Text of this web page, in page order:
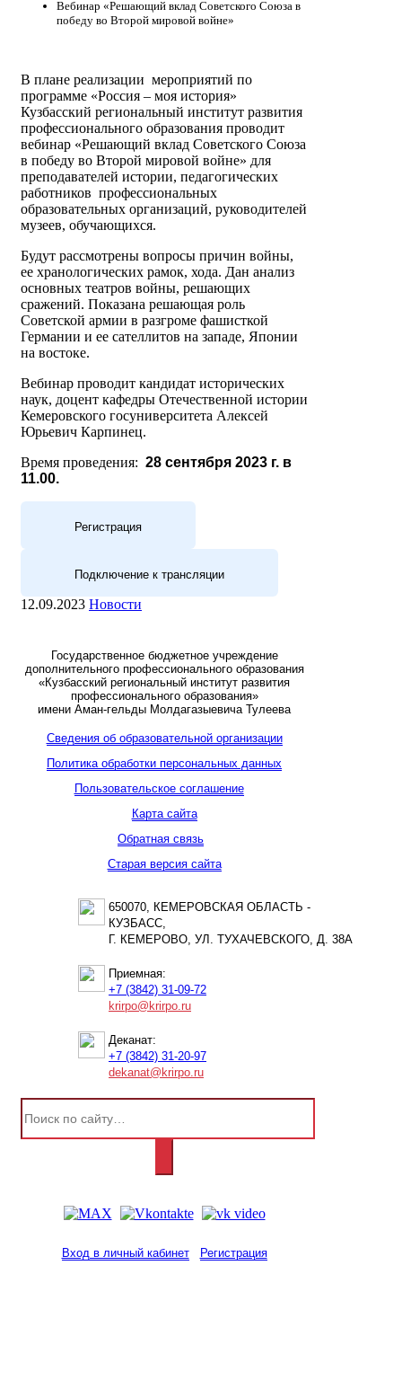
Вебинар «Решающий вклад Советского Союза в
победу во Второй мировой войне»
В плане реализации мероприятий по
программе «Россия – моя история»
Кузбасский региональный институт развития
профессионального образования проводит
вебинар «Решающий вклад Советского Союза
в победу во Второй мировой войне» для
преподавателей истории, педагогических
работников профессиональных
образовательных организаций, руководителей
музеев, обучающихся.
Будут рассмотрены вопросы причин войны,
ее хранологических рамок, хода. Дан анализ
основных театров войны, решающих
сражений. Показана решающая роль
Советской армии в разгроме фашисткой
Германии и ее сателлитов на западе, Японии
на востоке.
Вебинар проводит кандидат исторических
наук, доцент кафедры Отечественной истории
Кемеровского госуниверситета Алексей
Юрьевич Карпинец.
Время проведения: 28 сентября 2023 г. в
11.00.
Регистрация
Подключение к трансляции
12.09.2023 Новости
Государственное бюджетное учреждение
дополнительного профессионального образования
«Кузбасский региональный институт развития
профессионального образования»
имени Аман-гельды Молдагазыевича Тулеева
Сведения об образовательной организации
Политика обработки персональных данных
Пользовательское соглашение
Карта сайта
Обратная связь
Старая версия сайта
650070, КЕМЕРОВСКАЯ ОБЛАСТЬ -
КУЗБАСС,
Г. КЕМЕРОВО, УЛ. ТУХАЧЕВСКОГО, Д. 38А
Приемная:
+7 (3842) 31-09-72
krirpo@krirpo.ru
Деканат:
+7 (3842) 31-20-97
dekanat@krirpo.ru
Вход в личный кабинет Регистрация